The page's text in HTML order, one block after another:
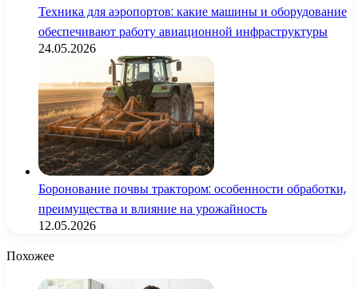
Техника для аэропортов: какие машины и оборудование
обеспечивают работу авиационной инфраструктуры
24.05.2026
Боронование почвы трактором: особенности обработки,
преимущества и влияние на урожайность
12.05.2026
Похожее